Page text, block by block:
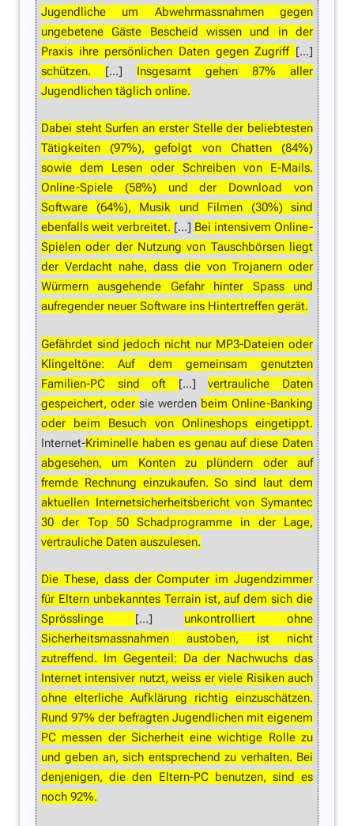
Jugendliche um Abwehrmassnahmen gegen
ungebetene Gäste Bescheid wissen und in der
Praxis ihre persönlichen Daten gegen Zugriff [...]
schützen. [...] Insgesamt gehen 87% aller
Jugendlichen täglich online.
Dabei steht Surfen an erster Stelle der beliebtesten
Tätigkeiten (97%), gefolgt von Chatten (84%)
sowie dem Lesen oder Schreiben von E-Mails.
Online-Spiele (58%) und der Download von
Software (64%), Musik und Filmen (30%) sind
ebenfalls weit verbreitet. [...] Bei intensivem Online-
Spielen oder der Nutzung von Tauschbörsen liegt
der Verdacht nahe, dass die von Trojanern oder
Würmern ausgehende Gefahr hinter Spass und
aufregender neuer Software ins Hintertreffen gerät.
Gefährdet sind jedoch nicht nur MP3-Dateien oder
Klingeltöne: Auf dem gemeinsam genutzten
Familien-PC sind oft [...]vertrauliche Daten
gespeichert, oder sie werden beim Online-Banking
oder beim Besuch von Onlineshops eingetippt.
Internet-Kriminelle haben es genau auf diese Daten
abgesehen, um Konten zu plündern oder auf
fremde Rechnung einzukaufen. So sind laut dem
aktuellen Internetsicherheitsbericht von Symantec
30 der Top 50 Schadprogramme in der Lage,
vertrauliche Daten auszulesen.
Die These, dass der Computer im Jugendzimmer
für Eltern unbekanntes Terrain ist, auf dem sich die
Sprösslinge [...] unkontrolliert ohne
Sicherheitsmassnahmen austoben, ist nicht
zutreffend. Im Gegenteil: Da der Nachwuchs das
Internet intensiver nutzt, weiss er viele Risiken auch
ohne elterliche Aufklärung richtig einzuschätzen.
Rund 97% der befragten Jugendlichen mit eigenem
PC messen der Sicherheit eine wichtige Rolle zu
und geben an, sich entsprechend zu verhalten. Bei
denjenigen, die den Eltern-PC benutzen, sind es
noch 92%.